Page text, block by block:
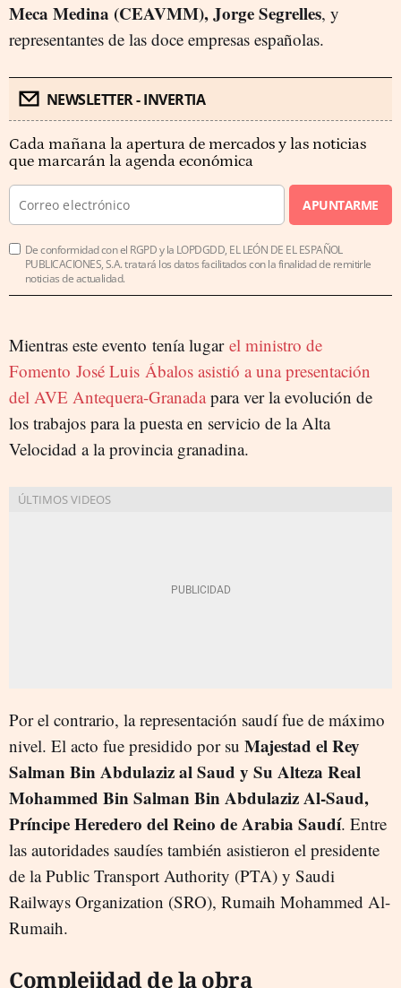
Meca Medina (CEAVMM), Jorge Segrelles, y
representantes de las doce empresas españolas.
NEWSLETTER - INVERTIA
Cada mañana la apertura de mercados y las noticias
que marcarán la agenda económica
APUNTARME
De conformidad con el RGPD y la LOPDGDD, EL LEÓN DE EL ESPAÑOL
PUBLICACIONES, S.A. tratará los datos facilitados con la finalidad de remitirle
noticias de actualidad.
Mientras este evento tenía lugar el ministro de
Fomento José Luis Ábalos asistió a una presentación
del AVE Antequera-Granadapara ver la evolución de
los trabajos para la puesta en servicio de la Alta
Velocidad a la provincia granadina.
Por el contrario, la representación saudí fue de máximo
nivel. El acto fue presidido por su Majestad el Rey
Salman Bin Abdulaziz al Saud y Su Alteza Real
Mohammed Bin Salman Bin Abdulaziz Al-Saud,
Príncipe Heredero del Reino de Arabia Saudí. Entre
las autoridades saudíes también asistieron el presidente
de la Public Transport Authority (PTA) y Saudi
Railways Organization (SRO), Rumaih Mohammed Al-
Rumaih.
Complejidad de la obra